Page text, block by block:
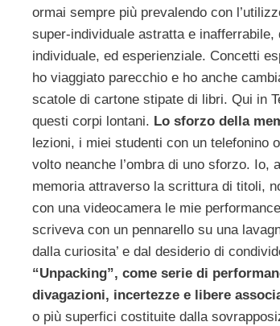
ormai sempre più prevalendo con
super-individuale astratta e
individuale, ed esperienziale. Concetti
ho viaggiato parecchio e ho anche
scatole di cartone stipate di libri. Qui in
questi corpi lontani. Lo sforzo della
lezioni, i miei studenti con un telefonino
volto neanche l’ombra di uno sforzo.
memoria attraverso la scrittura di titoli,
con una videocamera le mie
scriveva con un pennarello su una
dalla curiosita’ e dal desiderio di
“Unpacking”, come serie di
divagazioni, incertezze e libere
o più superfici costituite dalla